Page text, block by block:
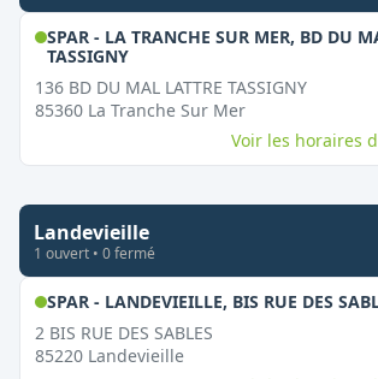
SPAR - LA TRANCHE SUR MER, BD DU
TASSIGNY,
136 BD DU MAL LATTRE TASSIGNY
85360 La Tranche Sur Mer
Voir les horaires
Landevieille
1 ouvert • 0fermé
SPAR - LANDEVIEILLE, BIS RUE DES
2 BIS RUE DES SABLES
85220 Landevieille